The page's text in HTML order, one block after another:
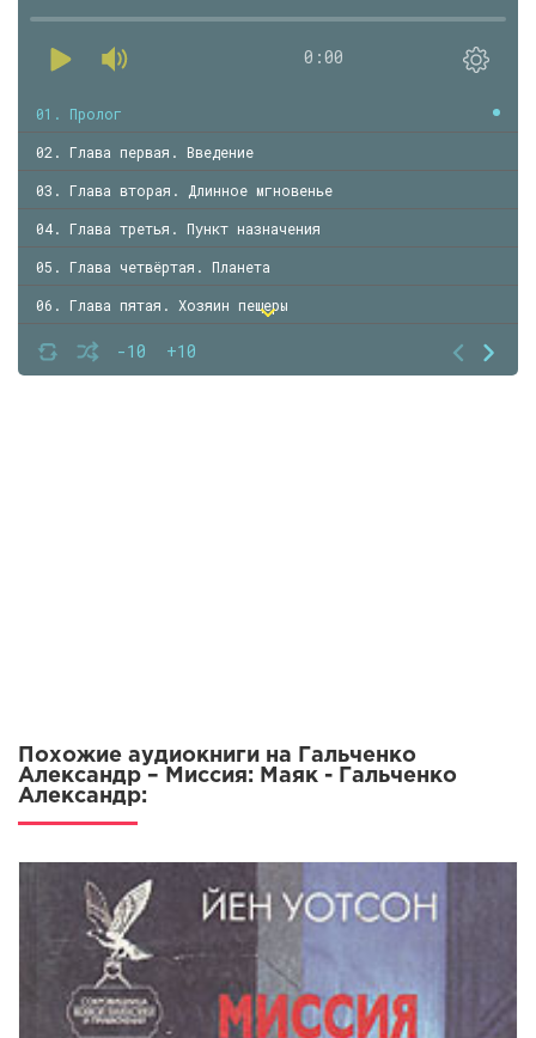
0:00
-10 +10
01. Пролог
02. Глава первая. Введение
03. Глава вторая. Длинное мгновенье
04. Глава третья. Пункт назначения
05. Глава четвёртая. Планета
06. Глава пятая. Хозяин пещеры
07. Глава шестая. Особенность планеты
08. Глава седьмая. Охота
Похожие аудиокниги на Гальченко
Александр – Миссия: Маяк - Гальченко
Александр: